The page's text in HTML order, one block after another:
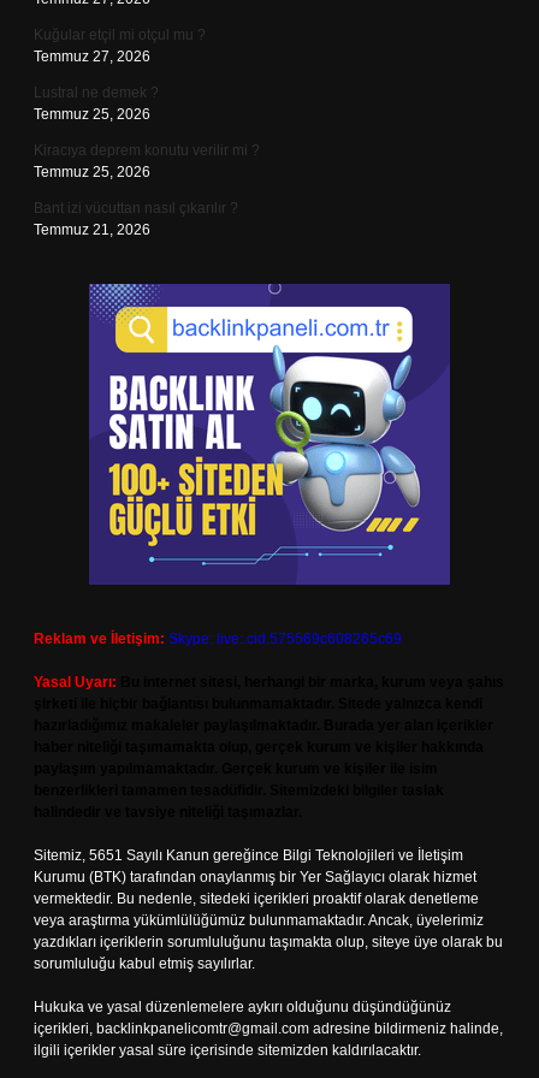
Kuğular etçil mi otçul mu ?
Temmuz 27, 2026
Lustral ne demek ?
Temmuz 25, 2026
Kiracıya deprem konutu verilir mi ?
Temmuz 25, 2026
Bant izi vücuttan nasıl çıkarılır ?
Temmuz 21, 2026
Reklam ve İletişim: Skype: live:.cid.575569c608265c69
Yasal Uyarı:
Sitemiz, 5651 Sayılı Kanun gereğince Bilgi Teknolojileri ve İletişim
Kurumu (BTK) tarafından onaylanmış bir Yer Sağlayıcı olarak hizmet
vermektedir. Bu nedenle, sitedeki içerikleri proaktif olarak denetleme
veya araştırma yükümlülüğümüz bulunmamaktadır. Ancak, üyelerimiz
yazdıkları içeriklerin sorumluluğunu taşımakta olup, siteye üye olarak bu
sorumluluğu kabul etmiş sayılırlar.
Hukuka ve yasal düzenlemelere aykırı olduğunu düşündüğünüz
içerikleri, backlinkpanelicomtr@gmail.com adresine bildirmeniz halinde,
ilgili içerikler yasal süre içerisinde sitemizden kaldırılacaktır.